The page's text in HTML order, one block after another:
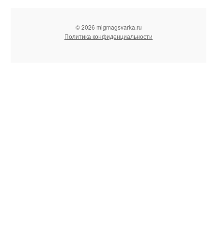
© 2026 migmagsvarka.ru
Политика конфиденциальности